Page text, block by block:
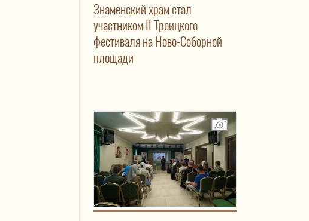
Знаменский храм стал
участником II Троицкого
фестиваля на Ново-Соборной
площади